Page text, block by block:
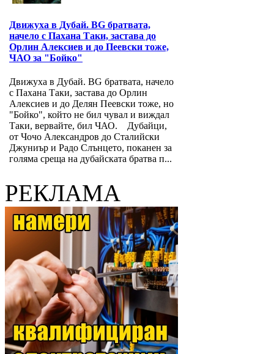
Движуха в Дубай. BG братвата,
начело с Пахана Таки, застава до
Орлин Алексиев и до Пеевски тоже,
ЧАО за "Бойко"
Движуха в Дубай. BG братвата, начело
с Пахана Таки, застава до Орлин
Алексиев и до Делян Пеевски тоже, но
"Бойко", който не бил чувал и виждал
Таки, вервайте, бил ЧАО. Дубайци,
от Чочо Александров до Сталийски
Джуниър и Радо Слънцето, поканен за
голяма среща на дубайската братва п...
РЕКЛАМА